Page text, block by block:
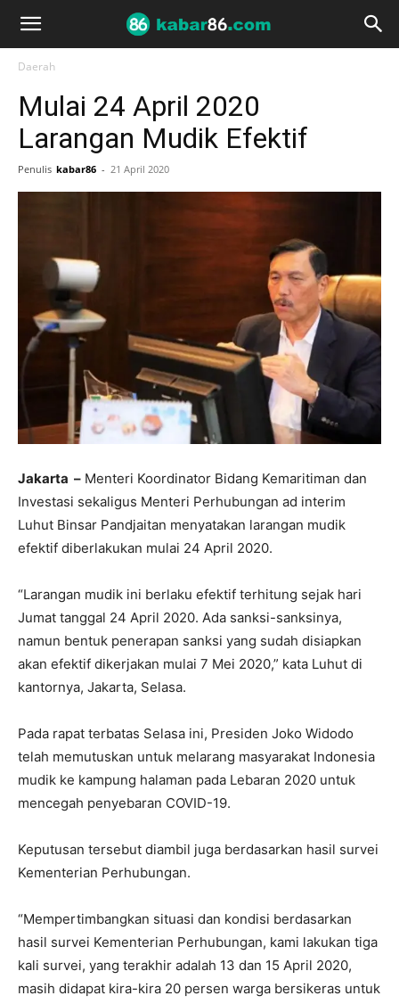
Daerah
Mulai 24 April 2020
Larangan Mudik Efektif
Penulis kabar86 - 21 April 2020
Jakarta – Menteri Koordinator Bidang Kemaritiman dan
Investasi sekaligus Menteri Perhubungan ad interim
Luhut Binsar Pandjaitan menyatakan larangan mudik
efektif diberlakukan mulai 24 April 2020.
“Larangan mudik ini berlaku efektif terhitung sejak hari
Jumat tanggal 24 April 2020. Ada sanksi-sanksinya,
namun bentuk penerapan sanksi yang sudah disiapkan
akan efektif dikerjakan mulai 7 Mei 2020,” kata Luhut di
kantornya, Jakarta, Selasa.
Pada rapat terbatas Selasa ini, Presiden Joko Widodo
telah memutuskan untuk melarang masyarakat Indonesia
mudik ke kampung halaman pada Lebaran 2020 untuk
mencegah penyebaran COVID-19.
Keputusan tersebut diambil juga berdasarkan hasil survei
Kementerian Perhubungan.
“Mempertimbangkan situasi dan kondisi berdasarkan
hasil survei Kementerian Perhubungan, kami lakukan tiga
kali survei, yang terakhir adalah 13 dan 15 April 2020,
masih didapat kira-kira 20 persen warga bersikeras untuk